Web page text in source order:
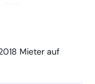
Schlafzimmern
Mieter auf